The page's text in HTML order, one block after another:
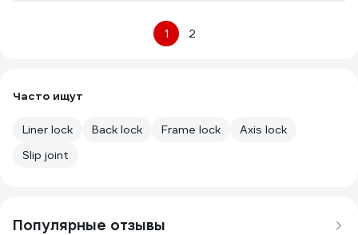
1 2
Часто ищут
Liner lock Back lock Frame lock
Axis lock
Slip joint
Популярные отзывы